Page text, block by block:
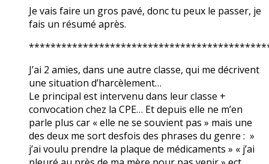
Je vais faire un gros pavé, donc tu peux le passer, je
fais un résumé après.
J’ai 2 amies, dans une autre classe, qui me décrivent
une situation d’harcèlement…
Le principal est intervenu dans leur classe +
convocation chez la CPE… Et depuis elle ne m’en
parle plus car « elle ne se souvient pas » mais une
des deux me sort desfois des phrases du genre : »
j’ai voulu prendre la plaque de médicaments » « j’ai